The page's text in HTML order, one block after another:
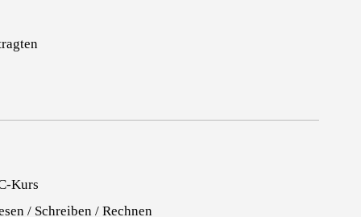
Kurs
/ Schreiben / Rechnen